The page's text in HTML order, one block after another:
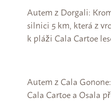
Autem z Dorgali:
silnici 5 km, která z
k pláži Cala Cartoe
Autem z Cala
Cala Cartoe a Osala